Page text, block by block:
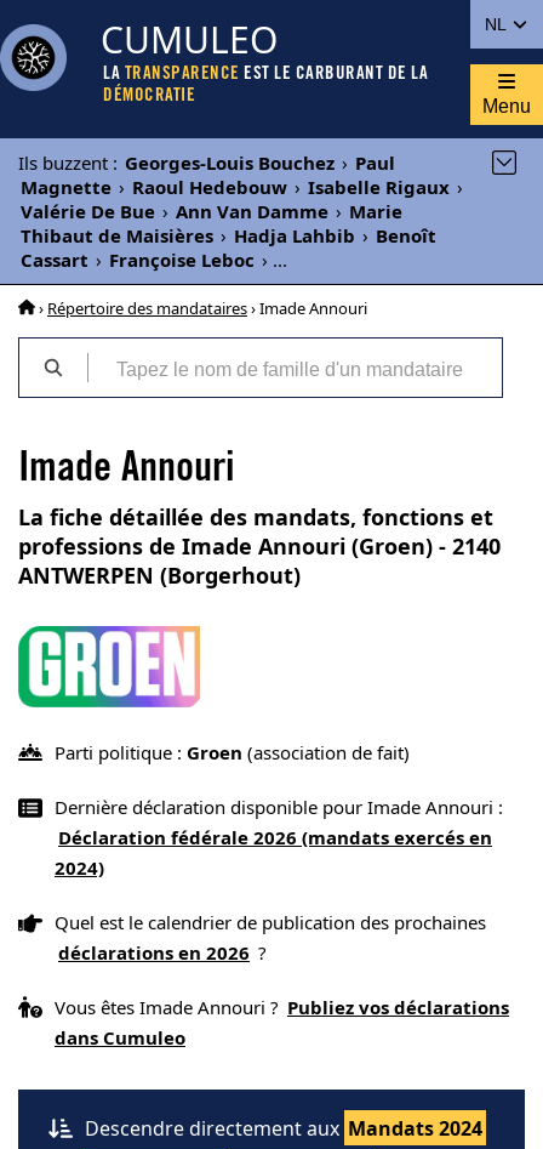
NL
CUMULEO
LA TRANSPARENCE EST LE CARBURANT DE LA
DÉMOCRATIE
Menu
Ils buzzent : Georges-Louis Bouchez › Paul
Magnette › Raoul Hedebouw › Isabelle Rigaux ›
Valérie De Bue › Ann Van Damme › Marie
Thibaut de Maisières › Hadja Lahbib › Benoît
Cassart › Françoise Leboc › ...
› Répertoire des mandataires› Imade Annouri
Imade Annouri
La fiche détaillée des mandats, fonctions et
professions de Imade Annouri (Groen) - 2140
ANTWERPEN (Borgerhout)
Parti politique : Groen (association de fait)
Dernière déclaration disponible pour Imade Annouri :
Déclaration fédérale 2026 (mandats exercés en
2024)
Quel est le calendrier de publication des prochaines
déclarations en 2026 ?
Vous êtes Imade Annouri ? Publiez vos déclarations
dans Cumuleo
Descendre directement aux Mandats 2024